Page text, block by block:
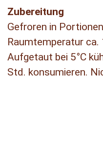
Zubereitung
Gefroren in
Raumtemperatur
Aufgetaut bei 5°C
Std. konsumieren.